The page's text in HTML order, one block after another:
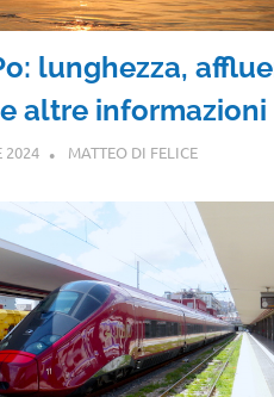
lunghezza,
altre informazioni
2024 MATTEO DI FELICE